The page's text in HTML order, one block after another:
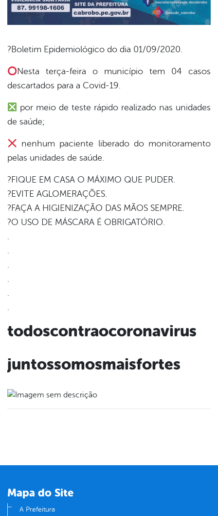
?Boletim Epidemiológico do dia 01/09/2020.
Nesta terça-feira o município tem 04 casos
descartados para a Covid-19.
por meio de teste rápido realizado nas unidades
de saúde;
nenhum paciente liberado do monitoramento
pelas unidades de saúde.
?FIQUE EM CASA O MÁXIMO QUE PUDER.
?EVITE AGLOMERAÇÕES.
?FAÇA A HIGIENIZAÇÃO DAS MÃOS SEMPRE.
?O USO DE MÁSCARA É OBRIGATÓRIO.
todoscontraocoronavirus
juntossomosmaisfortes
Mapa do Site
A Prefeitura